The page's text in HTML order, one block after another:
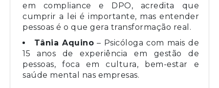
em compliance e DPO, acredita que
cumprir a lei é importante, mas entender
pessoas é o que gera transformação real.
Tânia Aquino – Psicóloga com mais de
15 anos de experiência em gestão de
pessoas, foca em cultura, bem-estar e
saúde mental nas empresas.